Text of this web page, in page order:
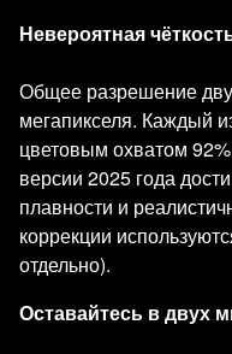
Невероятная
Общее разрешение
мегапикселя. Каждый
цветовым охватом
версии 2025 года
плавности и
коррекции
отдельно).
Оставайтесь в двух